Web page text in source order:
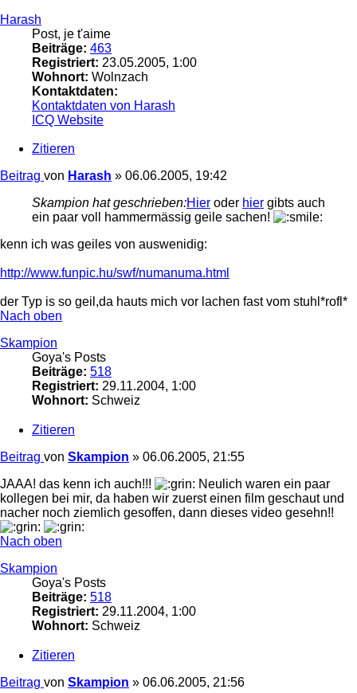
Harash
Post, je t'aime
Beiträge: 463
Registriert: 23.05.2005, 1:00
Wohnort: Wolnzach
Kontaktdaten:
Kontaktdaten von Harash
ICQ Website
Zitieren
Beitrag von Harash » 06.06.2005, 19:42
Skampion hat geschrieben:Hier oder hier gibts auch
ein paar voll hammermässig geile sachen!
kenn ich was geiles von auswenidig:
http://www.funpic.hu/swf/numanuma.html
der Typ is so geil,da hauts mich vor lachen fast vom stuhl*rofl*
Nach oben
Skampion
Goya's Posts
Beiträge: 518
Registriert: 29.11.2004, 1:00
Wohnort: Schweiz
Zitieren
Beitrag von Skampion » 06.06.2005, 21:55
JAAA! das kenn ich auch!!!
Neulich waren ein paar
kollegen bei mir, da haben wir zuerst einen film geschaut und
nacher noch ziemlich gesoffen, dann dieses video gesehn!!
Nach oben
Skampion
Goya's Posts
Beiträge: 518
Registriert: 29.11.2004, 1:00
Wohnort: Schweiz
Zitieren
Beitrag von Skampion » 06.06.2005, 21:56